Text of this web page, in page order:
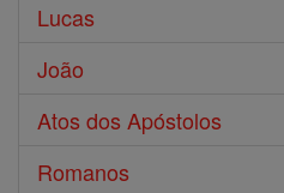
Lucas
João
Atos dos Apóstolos
Romanos